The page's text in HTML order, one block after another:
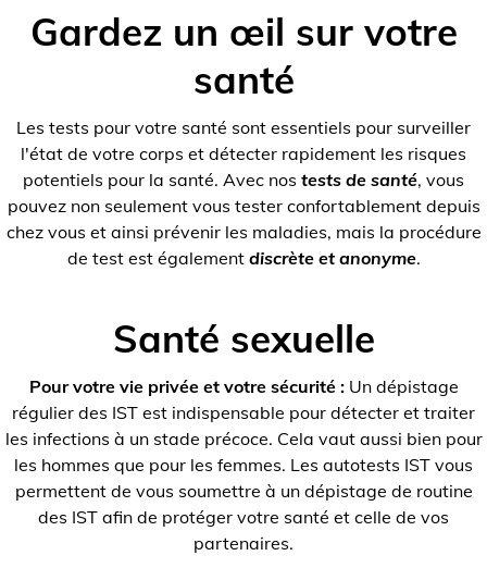
Gardez un œil sur votre
santé
Les tests pour votre santé sont essentiels pour surveiller
l'état de votre corps et détecter rapidement les risques
potentiels pour la santé. Avec nos tests de santé, vous
pouvez non seulement vous tester confortablement depuis
chez vous et ainsi prévenir les maladies, mais la procédure
de test est également discrète et anonyme.
Santé sexuelle
Pour votre vie privée et votre sécurité :Un dépistage
régulier des IST est indispensable pour détecter et traiter
les infections à un stade précoce. Cela vaut aussi bien pour
les hommes que pour les femmes. Les autotests IST vous
permettent de vous soumettre à un dépistage de routine
des IST afin de protéger votre santé et celle de vos
partenaires.